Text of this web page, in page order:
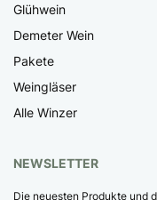
Glühwein
Demeter Wein
Pakete
Weingläser
Alle Winzer
NEWSLETTER
Die neuesten Produkte und